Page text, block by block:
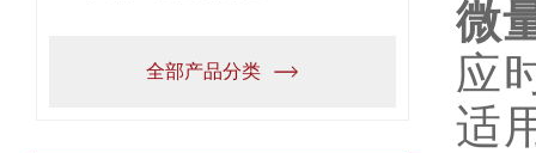
全部产品分类
微
应
适